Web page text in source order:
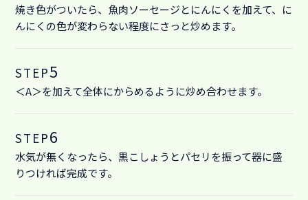
焼き色がついたら、魚肉ソーセージとにんにくを加えて、に
んにくの色が変わらない程度にさっと炒めます。
STEP5
＜A＞を加えて全体にからめるように炒め合わせます。
STEP6
水気が無くなったら、黒こしょうとパセリを振って器に盛
りつければ完成です。